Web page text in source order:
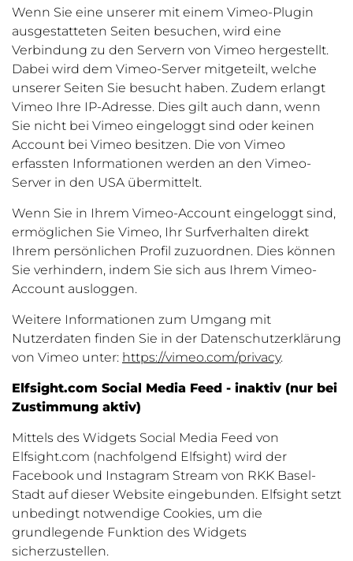
Wenn Sie eine unserer mit einem Vimeo-Plugin
ausgestatteten Seiten besuchen, wird eine
Verbindung zu den Servern von Vimeo hergestellt.
Dabei wird dem Vimeo-Server mitgeteilt, welche
unserer Seiten Sie besucht haben. Zudem erlangt
Vimeo Ihre IP-Adresse. Dies gilt auch dann, wenn
Sie nicht bei Vimeo eingeloggt sind oder keinen
Account bei Vimeo besitzen. Die von Vimeo
erfassten Informationen werden an den Vimeo-
Server in den USA übermittelt.
Wenn Sie in Ihrem Vimeo-Account eingeloggt sind,
ermöglichen Sie Vimeo, Ihr Surfverhalten direkt
Ihrem persönlichen Profil zuzuordnen. Dies können
Sie verhindern, indem Sie sich aus Ihrem Vimeo-
Account ausloggen.
Weitere Informationen zum Umgang mit
Nutzerdaten finden Sie in der Datenschutzerklärung
von Vimeo unter: https://vimeo.com/privacy.
Elfsight.com Social Media Feed - inaktiv (nur bei
Zustimmung aktiv)
Mittels des Widgets Social Media Feed von
Elfsight.com (nachfolgend Elfsight) wird der
Facebook und Instagram Stream von RKK Basel-
Stadt auf dieser Website eingebunden. Elfsight setzt
unbedingt notwendige Cookies, um die
grundlegende Funktion des Widgets
sicherzustellen.